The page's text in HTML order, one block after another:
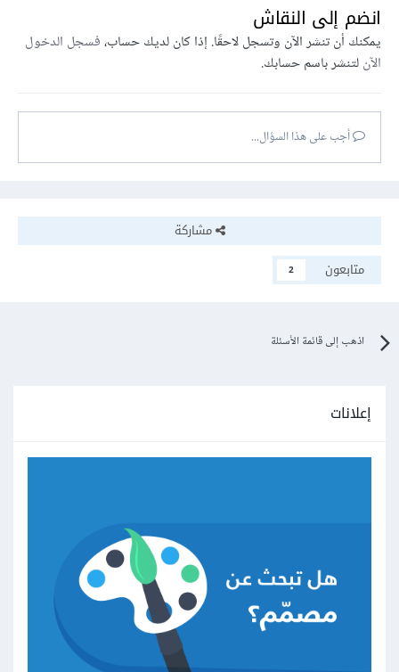
انضم إلى النقاش
يمكنك أن تنشر الآن وتسجل لاحقًا. إذا كان لديك حساب،فسجل الدخول
الآنلتنشر باسم حسابك.
أجب على هذا السؤال...
مشاركة
متابعون
2
اذهب إلى قائمة الأسئلة
إعلانات